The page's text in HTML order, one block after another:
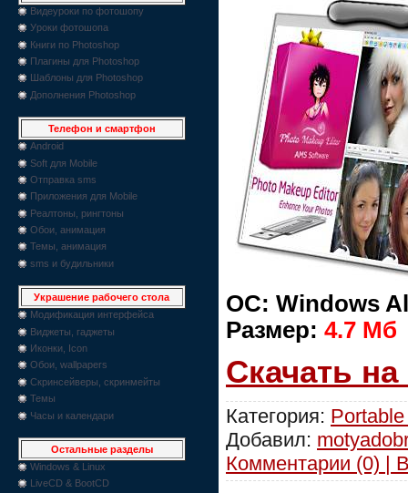
Видеуроки по фотошопу
Уроки фотошопа
Книги по Photoshop
Плагины для Photoshop
Шаблоны для Photoshop
Дополнения Photoshop
Телефон и смартфон
Android
Soft для Mobile
Отправка sms
Приложения для Mobile
Реалтоны, рингтоны
Обои, анимация
Темы, анимация
sms и будильники
Украшение рабочего стола
Модификация интерфейса
Виджеты, гаджеты
Иконки, Icon
Обои, wallpapers
Скринсейверы, скринмейты
Темы
Часы и календари
Остальные разделы
Windows & Linux
LiveCD & BootCD
ОС: Windows
Размер: 4.7 Мб
Скачать
Категория:
Добавил:
Комментарии (0) |